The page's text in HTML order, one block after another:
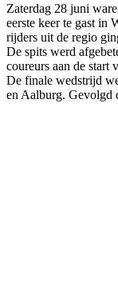
Zaterdag 28 juni
eerste keer te gast in
rijders uit de regio
De spits werd
coureurs aan de start
De finale wedstrijd
en Aalburg. Gevolgd